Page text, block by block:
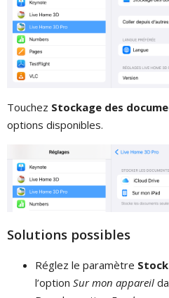
Touchez Stockage des
options disponibles.
Solutions possibles
Réglez le paramètre
l’option Sur mon appareil